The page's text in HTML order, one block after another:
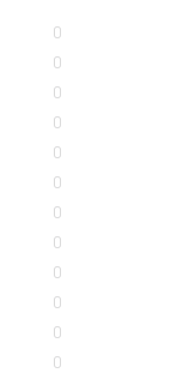
0
0
0
0
0
0
0
0
0
0
0
0